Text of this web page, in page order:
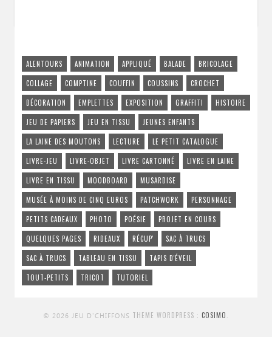
ALENTOURS ANIMATION APPLIQUÉ BALADE
BRICOLAGE
COLLAGE
COMPTINE COUFFIN COUSSINS
CROCHET
DÉCORATION
EMPLETTES EXPOSITION GRAFFITI
HISTOIRE
JEU DE PAPIERS
JEU EN TISSU
JEUNES ENFANTS
LA LAINE DES MOUTONS
LECTURE
LE PETIT CATALOGUE
LIVRE-JEU
LIVRE-OBJET LIVRE CARTONNÉ
LIVRE EN LAINE
LIVRE EN TISSU
MOODBOARD
MUSARDISE
MUSÉE À MOINS DE CINQ EUROS
PATCHWORK
PERSONNAGE
PETITS CADEAUX
PHOTO POÉSIE
PROJET EN COURS
QUELQUES PAGES
RIDEAUX RÉCUP'
SAC À TRUCS
SAC À TRUCS
TABLEAU EN TISSU
TAPIS D'ÉVEIL
TOUT-PETITS
TRICOT TUTORIEL
© 2026 JEU D'CHIFFONS THEME WORDPRESS : COSIMO